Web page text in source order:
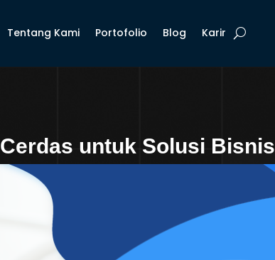
Tentang Kami Portofolio Blog Karir
untuk Solusi Bisnis